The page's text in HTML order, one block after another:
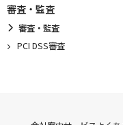
審査・監査
審査・監査
PCI DSS審査